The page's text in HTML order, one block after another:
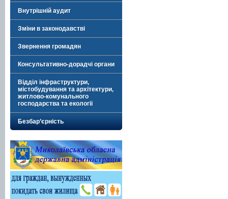
Внутрішній аудит
Зміни в законодавстві
Звернення громадян
Консультативно-дорадчі органи
Відділ інфраструктури,
містобудування та архітектури,
житлово-комунального
господарства та екології
Безбар’єрність